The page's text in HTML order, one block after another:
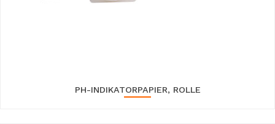
PH-INDIKATORPAPIER, ROLLE